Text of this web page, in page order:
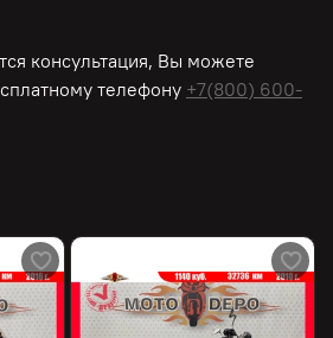
консультация, Вы можете
телефону +7(800) 600-